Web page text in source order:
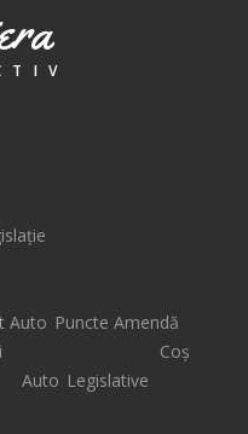
Auto Puncte Amendă
Auto Legislative
Coș